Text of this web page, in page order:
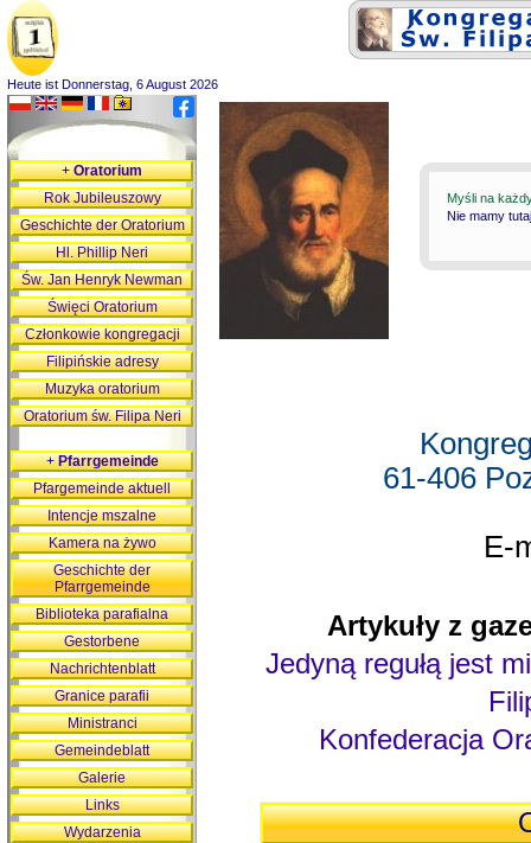
Heute ist Donnerstag, 6 August 2026
Myśli na
Nie mamy
61-406
E-
Artykuły z
Jedyną regułą jest
Konfederacja
+Oratorium
Rok Jubileuszowy
Geschichte der Oratorium
Hl. Phillip Neri
Św. Jan Henryk Newman
Święci Oratorium
Członkowie kongregacji
Filipińskie adresy
Muzyka oratorium
Oratorium św. Filipa Neri
+Pfarrgemeinde
Pfargemeinde aktuell
Intencje mszalne
Kamera na żywo
Geschichte der
Pfarrgemeinde
Biblioteka parafialna
Gestorbene
Nachrichtenblatt
Granice parafii
Ministranci
Gemeindeblatt
Galerie
Links
Wydarzenia